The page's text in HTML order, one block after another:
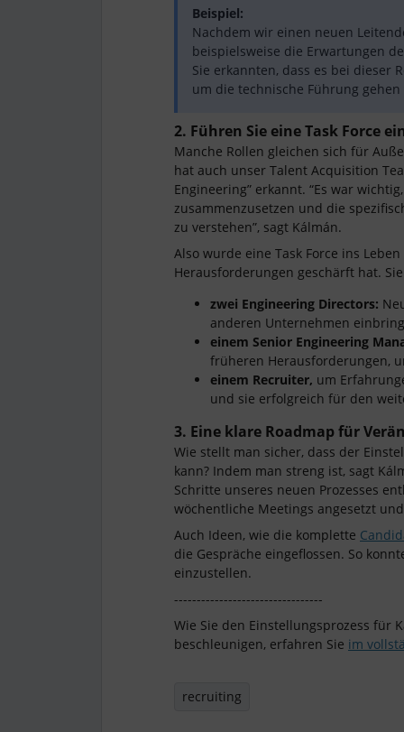
Beispiel:
Nachdem wir einen neuen
beispielsweise die Erwartungen
Sie erkannten, dass es bei dieser
um die technische Führung
2. Führen Sie eine Task Force ein
Manche Rollen gleichen sich für
hat auch unser Talent Acquisition
Engineering” erkannt. “Es war
zusammenzusetzen und die
zu verstehen”, sagt Kálmán.
Also wurde eine Task Force ins
Herausforderungen geschärft hat.
zwei Engineering Directors:
anderen Unternehmen
einem Senior Engineering
früheren Herausforderungen,
einem Recruiter, um
und sie erfolgreich für den
3. Eine klare Roadmap für
Wie stellt man sicher, dass der
kann? Indem man streng ist, sagt
Schritte unseres neuen Prozesses
wöchentliche Meetings angesetzt
Auch Ideen, wie die komplette
die Gespräche eingeflossen. So
einzustellen.
---------------------------------
Wie Sie den Einstellungsprozess für
beschleunigen, erfahren Sie im
recruiting